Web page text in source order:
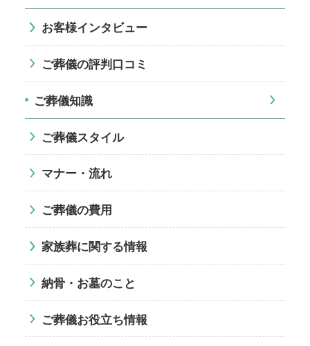
お客様インタビュー
ご葬儀の評判口コミ
ご葬儀知識
ご葬儀スタイル
マナー・流れ
ご葬儀の費用
家族葬に関する情報
納骨・お墓のこと
ご葬儀お役立ち情報